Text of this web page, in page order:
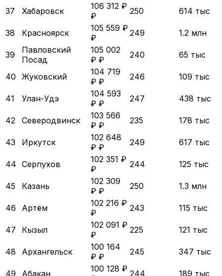
37 Хабаровск
106 312 ₽
₽
250 614 тыс
38 Красноярск
105 559 ₽
₽
249 1.2 млн
39
Павловский
Посад
105 002
₽ ₽
240 65 тыс
40 Жуковский
104 719
₽ ₽
246 109 тыс
41 Улан-Удэ
104 593
₽ ₽
247 438 тыс
42 Северодвинск
103 566
₽ ₽
235 178 тыс
43 Иркутск
102 648
₽ ₽
249 617 тыс
44 Серпухов
102 351 ₽
₽
244 125 тыс
45 Казань
102 309
₽ ₽
250 1.3 млн
46 Артём
102 216 ₽
₽
243 115 тыс
47 Кызыл
102 091 ₽
₽
225 121 тыс
48 Архангельск
100 164
₽ ₽
245 347 тыс
49 Абакан
100 128 ₽ 244 189 тыс